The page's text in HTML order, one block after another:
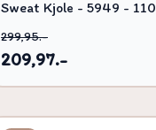
Sweat Kjole - 5949 - 110
299,95.-
209,97.-